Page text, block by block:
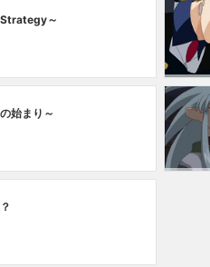
Strategy～
始まり～